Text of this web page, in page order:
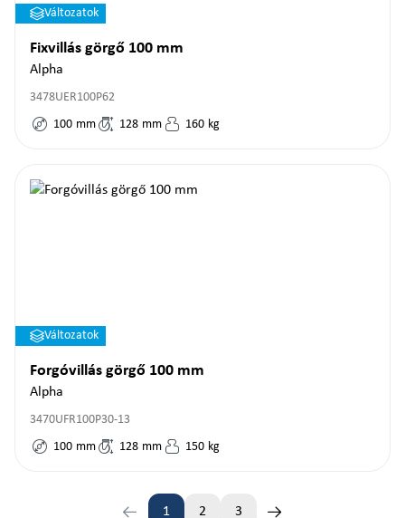
Változatok
Fixvillás görgő 100 mm
Alpha
3478UER100P62
100 mm 128 mm 160 kg
Változatok
Forgóvillás görgő 100 mm
Alpha
3470UFR100P30-13
100 mm 128 mm 150 kg
1 2 3